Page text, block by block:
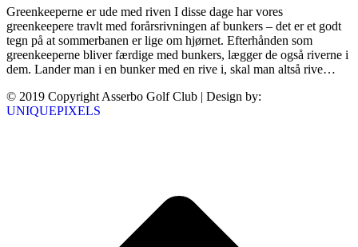
Greenkeeperne er ude med riven I disse dage har vores
greenkeepere travlt med forårsrivningen af bunkers – det er et godt
tegn på at sommerbanen er lige om hjørnet. Efterhånden som
greenkeeperne bliver færdige med bunkers, lægger de også riverne i
dem. Lander man i en bunker med en rive i, skal man altså rive…
© 2019 Copyright Asserbo Golf Club | Design by:
UNIQUEPIXELS